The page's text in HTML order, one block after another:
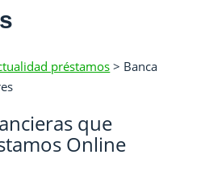
préstamos > Banca
que
Online